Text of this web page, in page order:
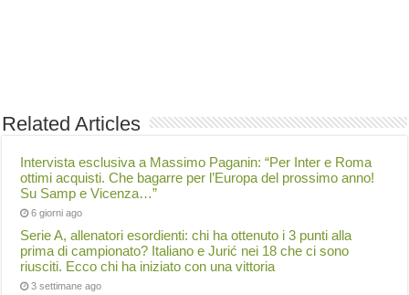
Related Articles
Intervista esclusiva a Massimo Paganin: “Per Inter e Roma
ottimi acquisti. Che bagarre per l’Europa del prossimo anno!
Su Samp e Vicenza…”
6 giorni ago
Serie A, allenatori esordienti: chi ha ottenuto i 3 punti alla
prima di campionato? Italiano e Jurić nei 18 che ci sono
riusciti. Ecco chi ha iniziato con una vittoria
3 settimane ago